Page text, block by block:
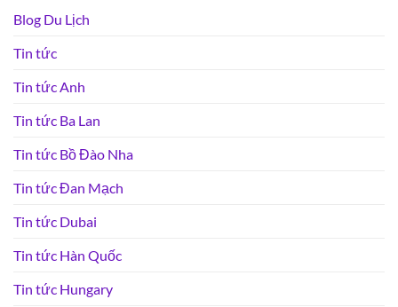
Blog Du Lịch
Tin tức
Tin tức Anh
Tin tức Ba Lan
Tin tức Bồ Đào Nha
Tin tức Đan Mạch
Tin tức Dubai
Tin tức Hàn Quốc
Tin tức Hungary